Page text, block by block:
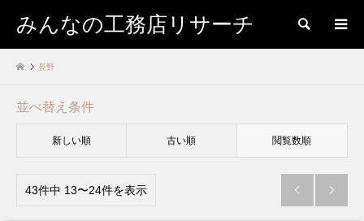
みんなの工務店リサーチ 検索
長野
並べ替え条件
新しい順 古い順 閲覧数順
43件中 13〜24件を表示  